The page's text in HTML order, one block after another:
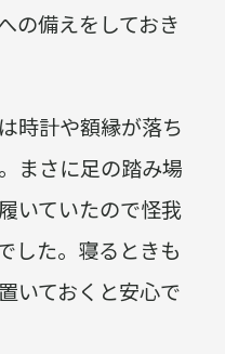
の備えをしておき
時計や額縁が落ち
まさに足の踏み場
いていたので怪我
した。寝るときも
いておくと安心で